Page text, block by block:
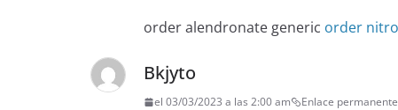
order alendronate generic order
Bkjyto
el 03/03/2023 a las 2:00 am Enlace permanente